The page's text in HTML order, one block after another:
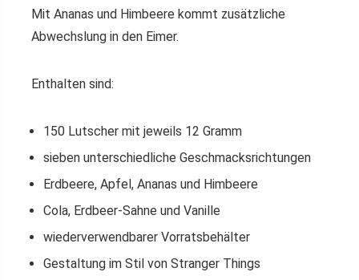
Mit Ananas und Himbeere kommt zusätzliche
Abwechslung in den Eimer.
Enthalten sind:
150 Lutscher mit jeweils 12 Gramm
sieben unterschiedliche Geschmacksrichtungen
Erdbeere, Apfel, Ananas und Himbeere
Cola, Erdbeer-Sahne und Vanille
wiederverwendbarer Vorratsbehälter
Gestaltung im Stil von Stranger Things